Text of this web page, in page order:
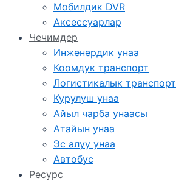
Мобилдик DVR
Аксессуарлар
Чечимдер
Инженердик унаа
Коомдук транспорт
Логистикалык транспорт
Курулуш унаа
Айыл чарба унаасы
Атайын унаа
Эс алуу унаа
Автобус
Ресурс